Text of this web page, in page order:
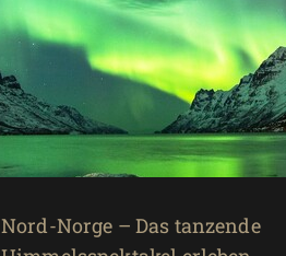
Nord-Norge – Das tanzende